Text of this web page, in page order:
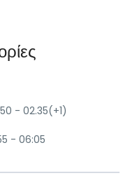
- 02.35(+1)
- 06:05